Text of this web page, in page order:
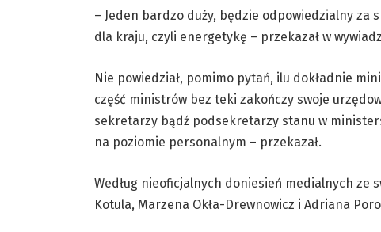
– Jeden bardzo duży, będzie odpowiedzialny za
dla kraju, czyli energetykę – przekazał w
Nie powiedział, pomimo pytań, ilu dokładnie
część ministrów bez teki zakończy swoje
sekretarzy bądź podsekretarzy stanu w
na poziomie personalnym – przekazał.
Według nieoficjalnych doniesień medialnych ze
Kotula, Marzena Okła-Drewnowicz i Adriana